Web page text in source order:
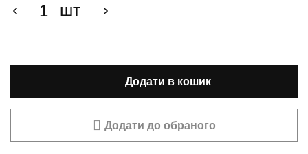
шт
Додати в кошик
Додати до обраного